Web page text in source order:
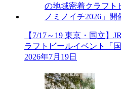
【7/17～19 東京・国立】
ラフトビールイベント「
2026年7月19日